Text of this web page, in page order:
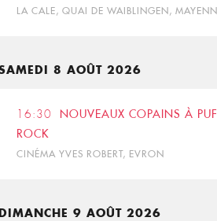
LA CALE, QUAI DE WAIBLINGEN,
8 AOÛT 2026
16:30
NOUVEAUX COPAINS À
ROCK
CINÉMA YVES ROBERT, EVRON
9 AOÛT 2026